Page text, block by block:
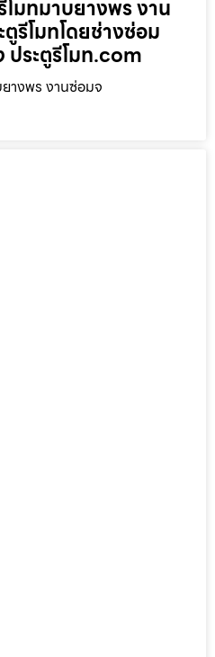
โมทมาบยางพร งาน
รีโมทโดยช่างซ่อม
ประตูรีโมท.com
ยางพร งานซ่อมจ